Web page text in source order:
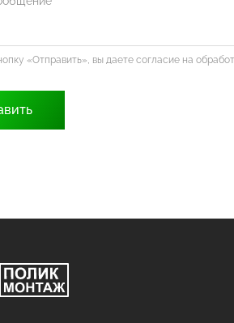
«Отправить», вы даете согласие на